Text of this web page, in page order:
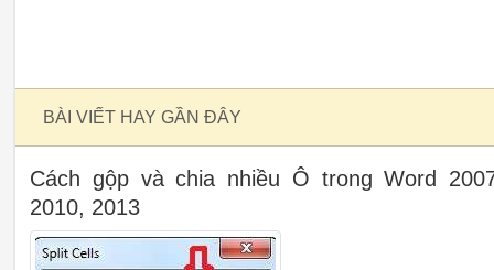
BÀI VIẾT HAY GẦN ĐÂY
Cách gộp và chia nhiều Ô trong Word
2010, 2013